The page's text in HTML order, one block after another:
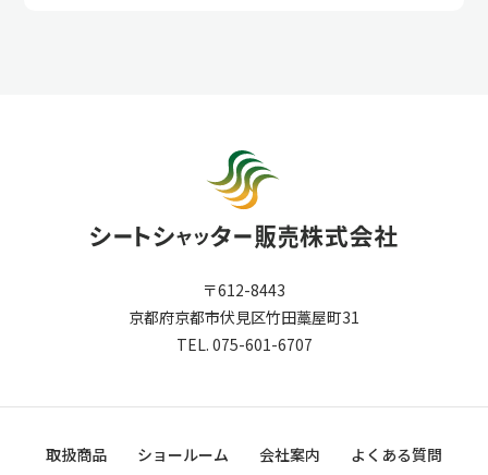
〒612-8443
京都府京都市伏見区竹田藁屋町31
TEL. 075-601-6707
取扱商品 ショールーム 会社案内 よくある質問